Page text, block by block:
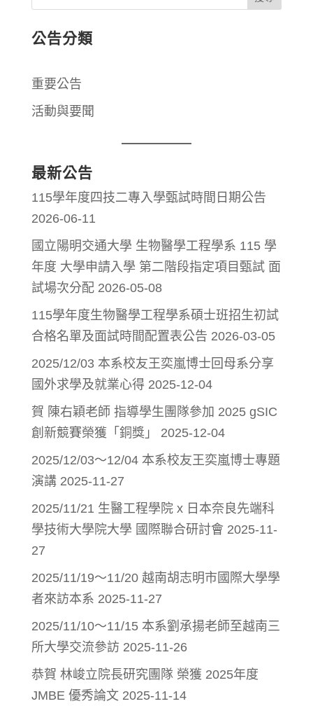
公告分類
重要公告
活動與要聞
最新公告
115學年度四技二專入學甄試時間日期公告
2026-06-11
國立陽明交通大學 生物醫學工程學系 115 學
年度 大學申請入學 第二階段指定項目甄試 面
試場次分配 2026-05-08
115學年度生物醫學工程學系碩士班招生初試
合格名單及面試時間配置表公告 2026-03-05
2025/12/03 本系校友王奕嵐博士回母系分享
國外求學及就業心得 2025-12-04
賀 陳右穎老師 指導學生團隊參加 2025 gSIC
創新競賽榮獲「銅獎」
2025-12-04
2025/12/03～12/04 本系校友王奕嵐博士專題
演講 2025-11-27
2025/11/21 生醫工程學院 x 日本奈良先端科
學技術大學院大學 國際聯合研討會 2025-11-
27
2025/11/19～11/20 越南胡志明市國際大學學
者來訪本系 2025-11-27
2025/11/10～11/15 本系劉承揚老師至越南三
所大學交流參訪 2025-11-26
恭賀 林峻立院長研究團隊 榮獲 2025年度
JMBE 優秀論文 2025-11-14